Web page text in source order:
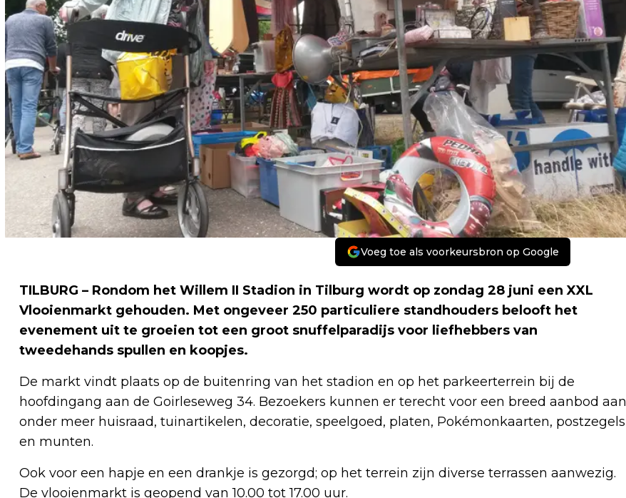
Voeg toe als voorkeursbron op Google
TILBURG – Rondom het Willem II Stadion in Tilburg wordt op zondag 28 juni een XXL
Vlooienmarkt gehouden. Met ongeveer 250 particuliere standhouders belooft het
evenement uit te groeien tot een groot snuffelparadijs voor liefhebbers van
tweedehands spullen en koopjes.
De markt vindt plaats op de buitenring van het stadion en op het parkeerterrein bij de
hoofdingang aan de Goirleseweg 34. Bezoekers kunnen er terecht voor een breed aanbod aan
onder meer huisraad, tuinartikelen, decoratie, speelgoed, platen, Pokémonkaarten, postzegels
en munten.
Ook voor een hapje en een drankje is gezorgd; op het terrein zijn diverse terrassen aanwezig.
De vlooienmarkt is geopend van 10.00 tot 17.00 uur.